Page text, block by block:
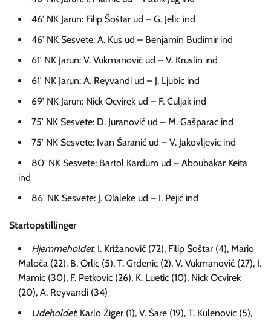
46′ NK Jarun: Filip Šoštar ud – G. Jelic ind
46′ NK Sesvete: A. Kus ud – Benjamin Budimir ind
61′ NK Jarun: V. Vukmanović ud – V. Kruslin ind
61′ NK Jarun: A. Reyvandi ud – J. Ljubic ind
69′ NK Jarun: Nick Ocvirek ud – F. Culjak ind
75′ NK Sesvete: D. Juranović ud – M. Gašparac ind
75′ NK Sesvete: Ivan Šaranić ud – V. Jakovljevic ind
80′ NK Sesvete: Bartol Kardum ud – Aboubakar Keita
ind
86′ NK Sesvete: J. Olaleke ud – I. Pejić ind
Startopstillinger
Hjemmeholdet: I. Križanović (72), Filip Šoštar (4), Mario
Maloča (22), B. Orlic (5), T. Grdenic (2), V. Vukmanović (27), I.
Mamic (30), F. Petkovic (26), K. Luetic (10), Nick Ocvirek
(20), A. Reyvandi (34)
Udeholdet: Karlo Žiger (1), V. Šare (19), T. Kulenovic (5),